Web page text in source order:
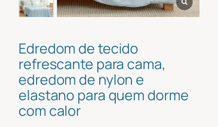
Edredom de tecido
refrescante para cama,
edredom de nylon e
elastano para quem dorme
com calor
Mensagem*